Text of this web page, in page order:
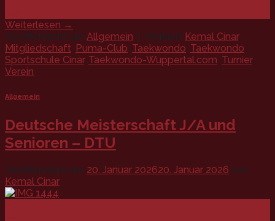
Weiterlesen →
Veröffentlicht am Allgemein Markiert Kemal Cinar,
Mitgliedschaft, Puma-Club, Taekwondo, Taekwondo
Sportschule Cinar, Taekwondo-Wuppertal.com, Turnier,
Verein
Allgemein
Deutsche Meisterschaft J/A und
Senioren – DTU
Veröffentlicht am 20. Januar 202620. Januar 2026 von
Kemal Cinar